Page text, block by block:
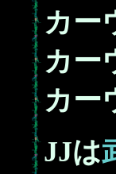
カー
カー
カー
JJは